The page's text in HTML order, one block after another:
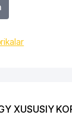
XUSUSIY